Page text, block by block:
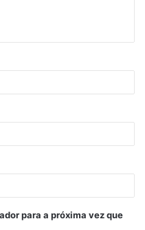
para a próxima vez que